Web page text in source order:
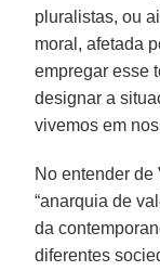
pluralistas, ou
moral, afetada
empregar esse
designar a
vivemos em
No entender de
“anarquia de
da
diferentes